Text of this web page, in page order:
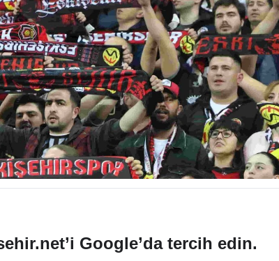
Google’da tercih edin.